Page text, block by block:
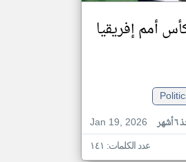
أمم إفريقيا
Jan 19, 2026
عدد الكلمات: ١٤١